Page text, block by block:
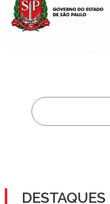
DESTAQUES